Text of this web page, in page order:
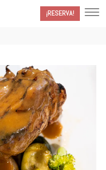
¡RESERVA!